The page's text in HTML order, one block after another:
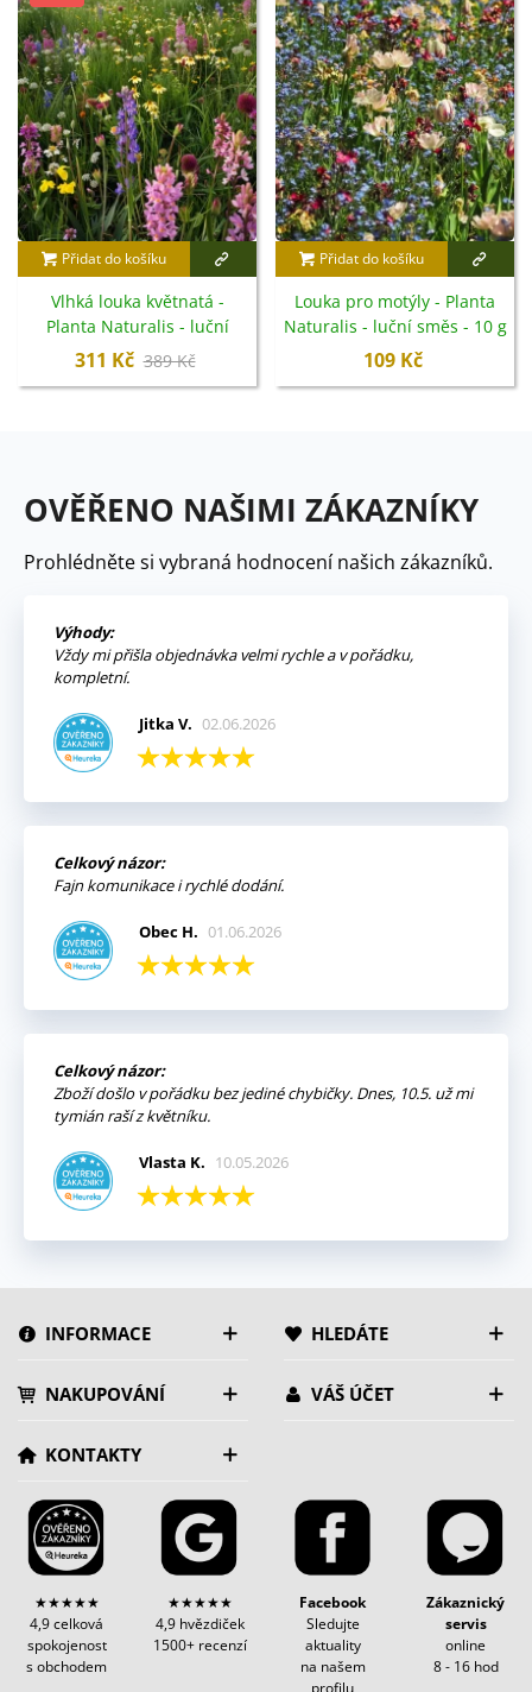
Přidat do košíku
Vlhká louka květnatá -
Planta Naturalis - luční
směs - 40 g
311 Kč 389 Kč
Přidat do košíku
Louka pro motýly - Planta
Naturalis - luční směs - 10 g
109 Kč
OVĚŘENO NAŠIMI ZÁKAZNÍKY
Prohlédněte si vybraná hodnocení našich zákazníků.
Výhody:
Vždy mi přišla objednávka velmi rychle a v pořádku,
kompletní.
Jitka V. 02.06.2026
Celkový názor:
Fajn komunikace i rychlé dodání.
Obec H. 01.06.2026
Celkový názor:
Zboží došlo v pořádku bez jediné chybičky. Dnes, 10.5. už mi
tymián raší z květníku.
Vlasta K. 10.05.2026
INFORMACE HLEDÁTE
NAKUPOVÁNÍ VÁŠ ÚČET
KONTAKTY
★★★★★
4,9 celková
spokojenost
s obchodem
★★★★★
4,9 hvězdiček
1500+ recenzí
Facebook
Sledujte
aktuality
na našem
profilu
Zákaznický
servis
online
8 - 16 hod